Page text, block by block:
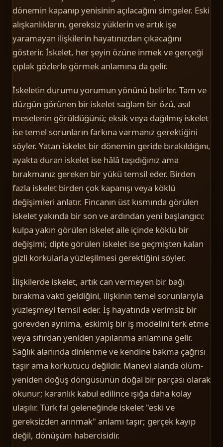
dönemin kapanıp yenisinin açılacağını simgeler. Eski
alışkanlıkların, gereksiz yüklerin ve artık işe
yaramayan ilişkilerin hayatınızdan çıkacağını
gösterir. İskelet, her şeyin özüne inmek ve gerçeği
çıplak gözlerle görmek anlamına da gelir.
İskeletin durumu yorumun yönünü belirler. Tam ve
düzgün görünen bir iskelet sağlam bir özü, asıl
meselenin görüldüğünü; eksik veya dağılmış iskelet
ise temel sorunların farkına varmanız gerektiğini
söyler. Yatan iskelet bir dönemin geride bırakıldığını,
ayakta duran iskelet ise hâlâ taşıdığınız ama
bırakmanız gereken bir yükü temsil eder. Birden
fazla iskelet birden çok kapanışı veya köklü
değişimleri anlatır. Fincanın üst kısmında görülen
iskelet yakında bir son ve ardından yeni başlangıcı;
kulpa yakın görülen iskelet aile içinde köklü bir
değişimi; dipte görülen iskelet ise geçmişten kalan
gizli korkularla yüzleşilmesi gerektiğini söyler.
İlişkilerde iskelet, artık can vermeyen bir bağı
bırakma vakti geldiğini, ilişkinin temel sorunlarıyla
yüzleşmeyi temsil eder. İş hayatında verimsiz bir
görevden ayrılma, eskimiş bir iş modelini terk etme
veya sıfırdan yeniden yapılanma anlamına gelir.
Sağlık alanında dinlenme ve kendine bakma çağrısı
taşır ama korkutucu değildir. Manevi alanda ölüm-
yeniden doğuş döngüsünün doğal bir parçası olarak
okunur; karanlık kabul edilince ışığa daha kolay
ulaşılır. Türk fal geleneğinde iskelet "eski ve
gereksizden arınmak" anlamı taşır; gerçek kayıp
değil, dönüşüm habercisidir.